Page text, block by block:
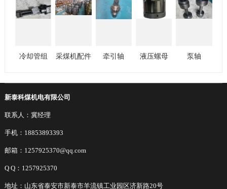
冷却管组 采煤机配件 牵引轴 液压螺母 泵轴
新泰科煤机电有限公司
联系人：冀经理
手机：18853893393
邮箱：1257925370@qq.com
Q Q：1257925370
地址：山东省泰安市新泰市羊流镇工业园区济新路20号